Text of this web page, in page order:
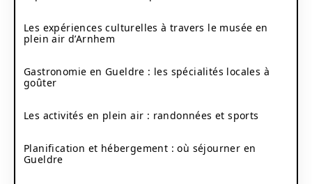
Les expériences culturelles à travers le musée en
plein air d’Arnhem
Gastronomie en Gueldre : les spécialités locales à
goûter
Les activités en plein air : randonnées et sports
Planification et hébergement : où séjourner en
Gueldre